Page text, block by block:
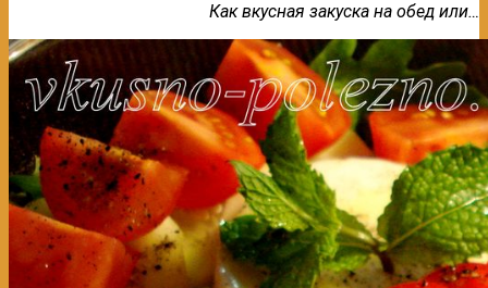
Как вкусная закуска на обед или…